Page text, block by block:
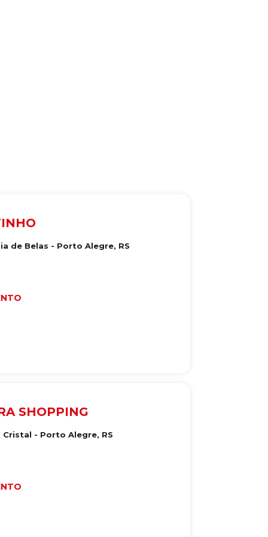
de Belas - Porto Alegre, RS
SHOPPING
Cristal - Porto Alegre, RS